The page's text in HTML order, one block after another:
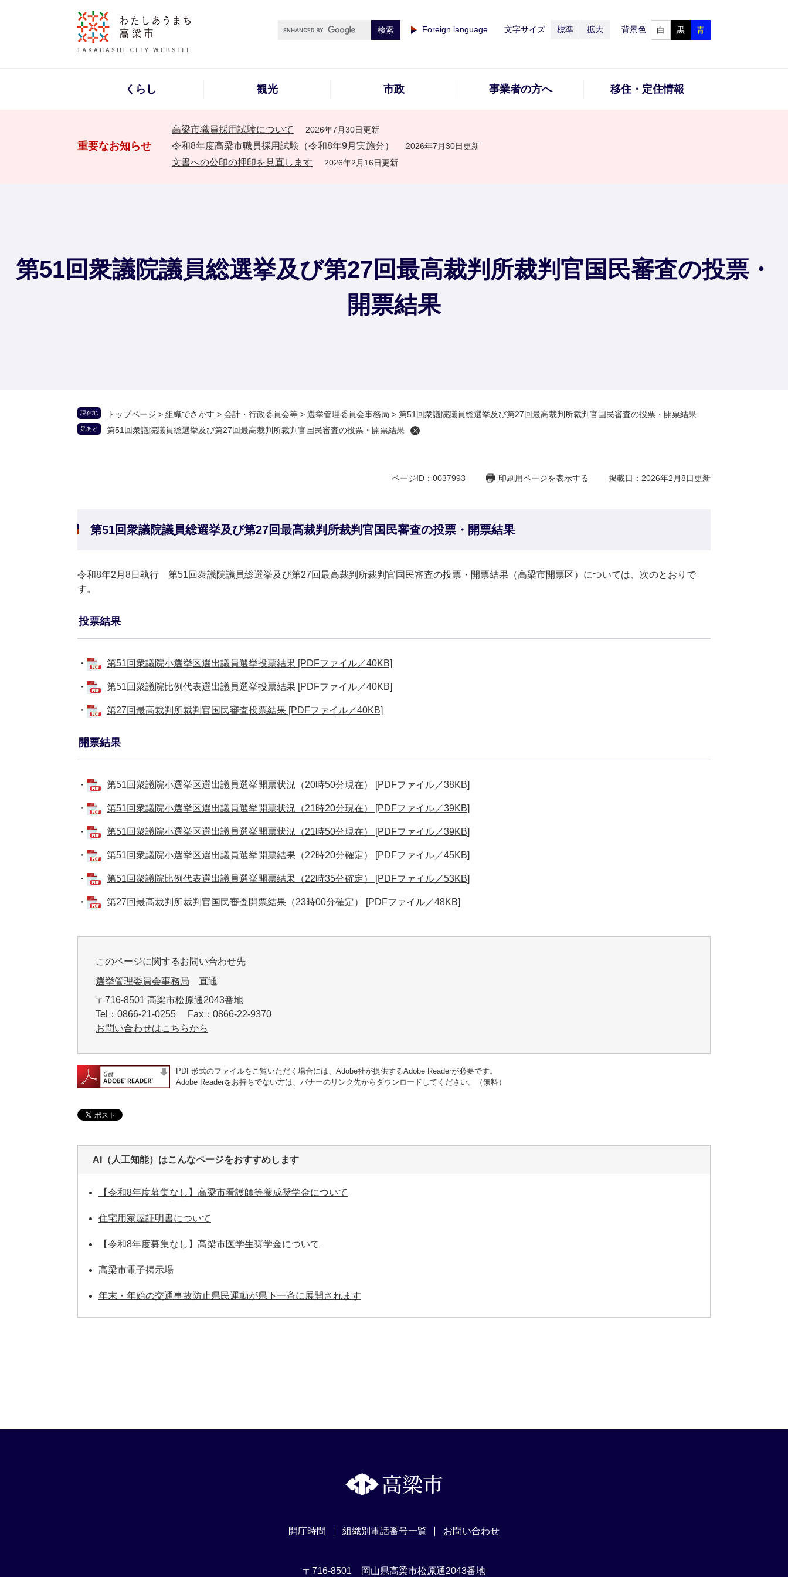
Foreign language 文字サイズ 標準 拡大 背景色 白 黒 青
くらし 観光 市政 事業者の方へ 移住・定住情報
重要なお知らせ
高梁市職員採用試験について 2026年7月30日更新
令和8年度高梁市職員採用試験（令和8年9月実施分） 2026年7月30日更新
文書への公印の押印を見直します 2026年2月16日更新
第51回衆議院議員総選挙及び第27回最高裁判所裁判官国民審査の投票・
開票結果
現在地 トップページ > 組織でさがす > 会計・行政委員会等 > 選挙管理委員会事務局 > 第51回衆議院議員総選挙及び第27回最高裁判所裁判官国民審査の投票・開票結果
足あと 第51回衆議院議員総選挙及び第27回最高裁判所裁判官国民審査の投票・開票結果
ページID：0037993 印刷用ページを表示する 掲載日：2026年2月8日更新
第51回衆議院議員総選挙及び第27回最高裁判所裁判官国民審査の投票・開票結果
令和8年2月8日執行 第51回衆議院議員総選挙及び第27回最高裁判所裁判官国民審査の投票・開票結果（高梁市開票区）については、次のとおりで
す。
投票結果
・ 第51回衆議院小選挙区選出議員選挙投票結果 [PDFファイル／40KB]
・ 第51回衆議院比例代表選出議員選挙投票結果 [PDFファイル／40KB]
・ 第27回最高裁判所裁判官国民審査投票結果 [PDFファイル／40KB]
開票結果
・ 第51回衆議院小選挙区選出議員選挙開票状況（20時50分現在） [PDFファイル／38KB]
・ 第51回衆議院小選挙区選出議員選挙開票状況（21時20分現在） [PDFファイル／39KB]
・ 第51回衆議院小選挙区選出議員選挙開票状況（21時50分現在） [PDFファイル／39KB]
・ 第51回衆議院小選挙区選出議員選挙開票結果（22時20分確定） [PDFファイル／45KB]
・ 第51回衆議院比例代表選出議員選挙開票結果（22時35分確定） [PDFファイル／53KB]
・ 第27回最高裁判所裁判官国民審査開票結果（23時00分確定） [PDFファイル／48KB]
このページに関するお問い合わせ先
選挙管理委員会事務局 直通
〒716-8501 高梁市松原通2043番地
Tel：0866-21-0255 Fax：0866-22-9370
お問い合わせはこちらから
PDF形式のファイルをご覧いただく場合には、Adobe社が提供するAdobe Readerが必要です。
Adobe Readerをお持ちでない方は、バナーのリンク先からダウンロードしてください。（無料）
AI（人工知能）はこんなページをおすすめします
【令和8年度募集なし】高梁市看護師等養成奨学金について
住宅用家屋証明書について
【令和8年度募集なし】高梁市医学生奨学金について
高梁市電子掲示場
年末・年始の交通事故防止県民運動が県下一斉に展開されます
開庁時間 組織別電話番号一覧 お問い合わせ
〒716-8501 岡山県高梁市松原通2043番地